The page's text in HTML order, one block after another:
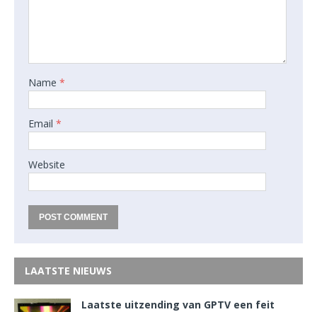
Name *
Email *
Website
LAATSTE NIEUWS
Laatste uitzending van GPTV een feit